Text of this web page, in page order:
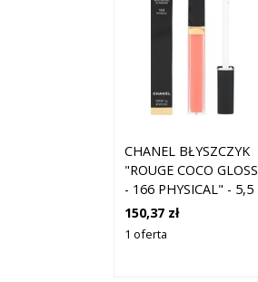
CHANEL BŁYSZCZYK
"ROUGE COCO GLOSS
- 166 PHYSICAL" - 5,5
G ROZMIAR: ONESIZE
150,37 zł
1 oferta